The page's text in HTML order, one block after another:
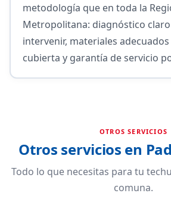
metodología que en toda la
Metropolitana: diagnóstico
intervenir, materiales
cubierta y garantía de servicio
OTROS SERVICIOS
Otros servicios en
Todo lo que necesitas para tu
comuna.